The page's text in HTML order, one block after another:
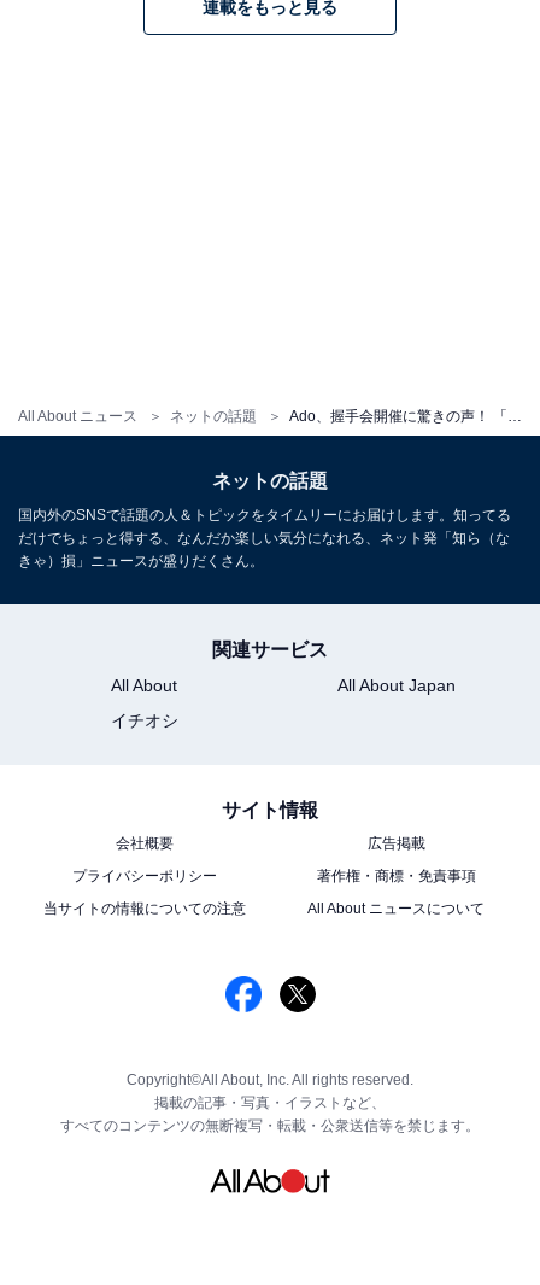
All About ニュース ネットの話題
連載をもっと見る
ネットの話題
国内外のSNSで話題の人＆トピックをタイムリーにお届けします。知ってる
だけでちょっと得する、なんだか楽しい気分になれる、ネット発「知ら（な
きゃ）損」ニュースが盛りだくさん。
関連サービス
All About
All About Japan
イチオシ
サイト情報
会社概要
広告掲載
プライバシーポリシー
著作権・商標・免責事項
当サイトの情報についての注意
All About ニュースについて
Copyright©All About, Inc. All rights reserved.
掲載の記事・写真・イラストなど、
すべてのコンテンツの無断複写・転載・公衆送信等を禁じます。